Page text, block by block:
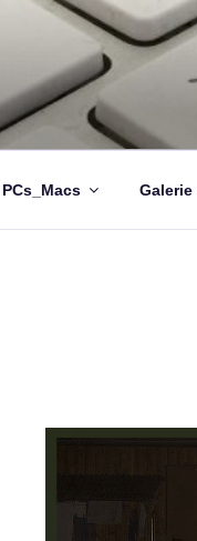
PCs_Macs Galerie